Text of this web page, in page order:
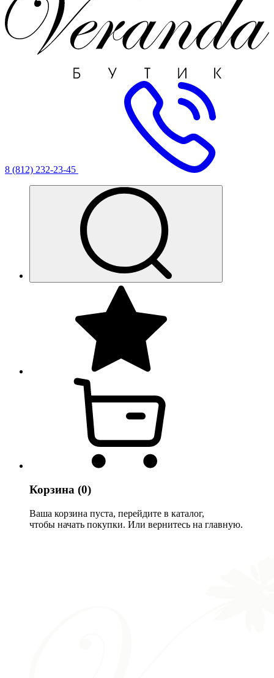
8 (812) 232-23-45
Корзина (0)
Ваша корзина пуста, перейдите в каталог,
чтобы начать покупки. Или вернитесь на главную.